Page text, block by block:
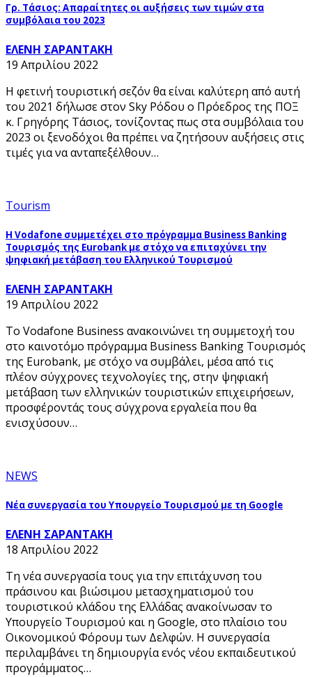
Γρ. Τάσιος: Απαραίτητες οι αυξήσεις των τιμών στα
συμβόλαια του 2023
ΕΛΕΝΗ ΣΑΡΑΝΤΑΚΗ
19 Απριλίου 2022
Η φετινή τουριστική σεζόν θα είναι καλύτερη από αυτή
του 2021 δήλωσε στον Sky Ρόδου ο Πρόεδρος της ΠΟΞ
κ. Γρηγόρης Τάσιος, τονίζοντας πως στα συμβόλαια του
2023 οι ξενοδόχοι θα πρέπει να ζητήσουν αυξήσεις στις
τιμές για να ανταπεξέλθουν…
Tourism
Η Vodafone συμμετέχει στο πρόγραμμα Business Banking
Τουρισμός της Eurobank με στόχο να επιταχύνει την
ψηφιακή μετάβαση του Ελληνικού Τουρισμού
ΕΛΕΝΗ ΣΑΡΑΝΤΑΚΗ
19 Απριλίου 2022
Το Vodafone Business ανακοινώνει τη συμμετοχή του
στο καινοτόμο πρόγραμμα Business Banking Τουρισμός
της Eurobank, με στόχο να συμβάλει, μέσα από τις
πλέον σύγχρονες τεχνολογίες της, στην ψηφιακή
μετάβαση των ελληνικών τουριστικών επιχειρήσεων,
προσφέροντάς τους σύγχρονα εργαλεία που θα
ενισχύσουν…
NEWS
Νέα συνεργασία του Υπουργείο Τουρισμού με τη Google
ΕΛΕΝΗ ΣΑΡΑΝΤΑΚΗ
18 Απριλίου 2022
Τη νέα συνεργασία τους για την επιτάχυνση του
πράσινου και βιώσιμου μετασχηματισμού του
τουριστικού κλάδου της Ελλάδας ανακοίνωσαν το
Υπουργείο Τουρισμού και η Google, στο πλαίσιο του
Οικονομικού Φόρουμ των Δελφών. Η συνεργασία
περιλαμβάνει τη δημιουργία ενός νέου εκπαιδευτικού
προγράμματος…